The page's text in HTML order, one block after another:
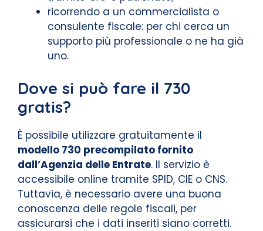
ricorrendo a un commercialista o
consulente fiscale: per chi cerca un
supporto più professionale o ne ha già
uno.
Dove si può fare il 730
gratis?
È possibile utilizzare gratuitamente il
modello 730 precompilato fornito
dall’Agenzia delle Entrate. Il servizio è
accessibile online tramite SPID, CIE o CNS.
Tuttavia, è necessario avere una buona
conoscenza delle regole fiscali, per
assicurarsi che i dati inseriti siano corretti.